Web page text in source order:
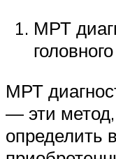
МРТ
МРТ
— эти
определить